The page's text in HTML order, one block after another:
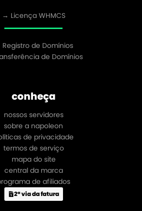
→ Licença WHMCS
de Domínios
de Domínios
conheça
nossos servidores
sobre a napoleon
de privacidade
termos de serviço
mapa do site
central da marca
de afiliados
2ª via da fatura